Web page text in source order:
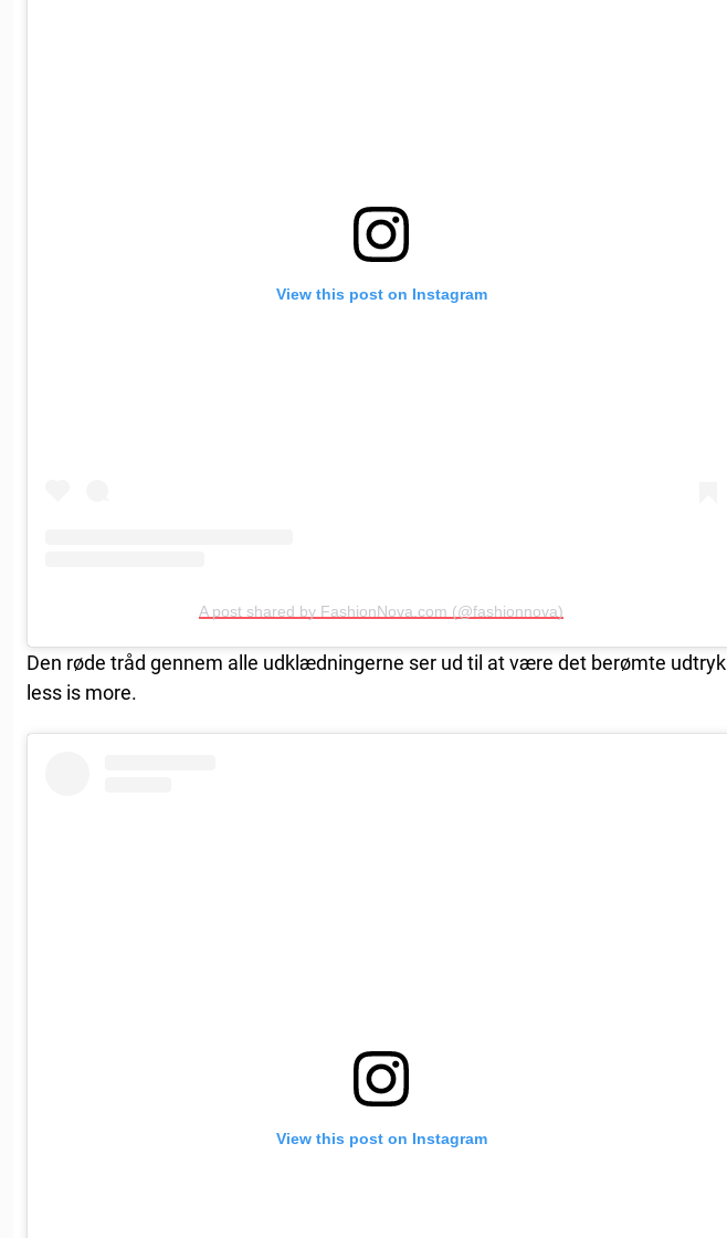
View this post on Instagram
A post shared by FashionNova.com (@fashionnova)
Den røde tråd gennem alle udklædningerne ser ud til at være det berømte udtryk
less is more.
View this post on Instagram